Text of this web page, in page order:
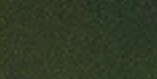
Artigos
Assessoria de